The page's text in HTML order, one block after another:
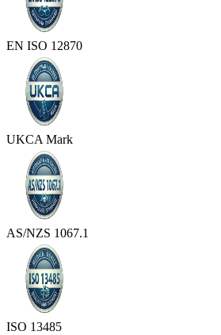
EN ISO 12870
UKCA Mark
AS/NZS 1067.1
ISO 13485